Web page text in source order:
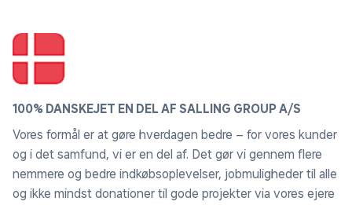
Eksterne ophængsløkker
100% DANSKEJET EN DEL AF SALLING GROUP A/S
Vores formål er at gøre hverdagen bedre – for vores kunder
og i det samfund, vi er en del af. Det gør vi gennem flere
nemmere og bedre indkøbsoplevelser, jobmuligheder til alle
og ikke mindst donationer til gode projekter via vores ejere